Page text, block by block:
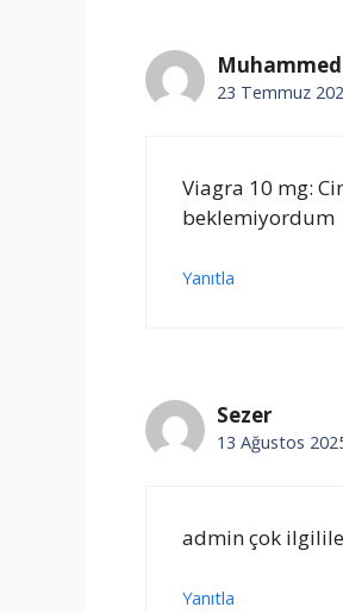
23 Temmuz
Viagra 10 mg:
beklemiyordum
Yanıtla
Sezer
13 Ağustos
admin çok
Yanıtla